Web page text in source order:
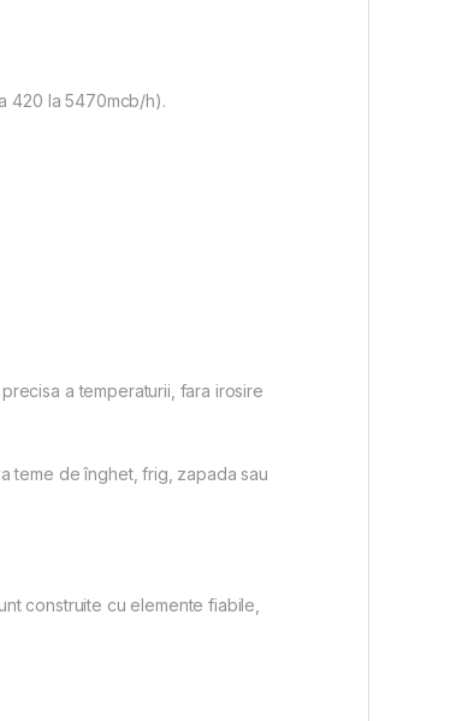
420 la 5470mcb/h).
a temperaturii, fara irosire
teme de înghet, frig, zapada sau
construite cu elemente fiabile,